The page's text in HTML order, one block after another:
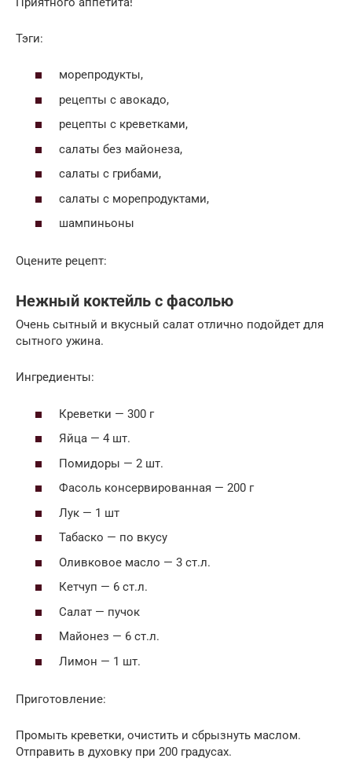
Тэги:
морепродукты,
рецепты с авокадо,
рецепты с креветками,
салаты без майонеза,
салаты с грибами,
салаты с морепродуктами,
шампиньоны
Оцените рецепт:
Нежный коктейль с фасолью
Очень сытный и вкусный салат отлично подойдет для
сытного ужина.
Ингредиенты:
Креветки — 300 г
Яйца — 4 шт.
Помидоры — 2 шт.
Фасоль консервированная — 200 г
Лук — 1 шт
Табаско — по вкусу
Оливковое масло — 3 ст.л.
Кетчуп — 6 ст.л.
Салат — пучок
Майонез — 6 ст.л.
Лимон — 1 шт.
Приготовление:
Промыть креветки, очистить и сбрызнуть маслом.
Отправить в духовку при 200 градусах.